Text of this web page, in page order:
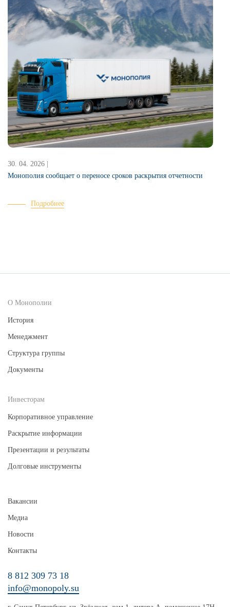
30. 04. 2026 |
Монополия сообщает о переносе сроков раскрытия отчетности
Подробнее
О Монополии
История
Менеджмент
Структура группы
Документы
Инвесторам
Корпоративное управление
Раскрытие информации
Презентации и результаты
Долговые инструменты
Вакансии
Медиа
Новости
Контакты
8 812 309 73 18
info@monopoly.su